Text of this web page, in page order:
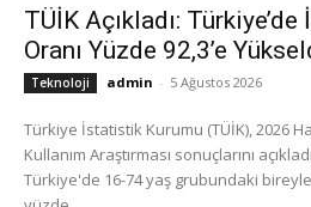
TÜİK Açıkladı:
Oranı Yüzde 92,3’e
Teknoloji admin - 5 Ağustos 2026
Türkiye İstatistik Kurumu (TÜİK), 2026
Kullanım Araştırması sonuçlarını
Türkiye'de 16-74 yaş grubundaki